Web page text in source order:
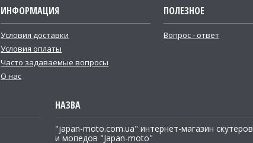
ИНФОРМАЦИЯ
Условия доставки
Условия оплаты
Часто задаваемые вопросы
О нас
ПОЛЕЗНОЕ
Вопрос - ответ
"japan-moto.com.ua" интернет-магазин скутеров
и мопедов "Japan-moto"